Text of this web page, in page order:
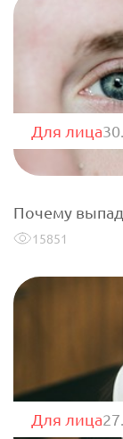
Для лица
Почему
15851
Для лица